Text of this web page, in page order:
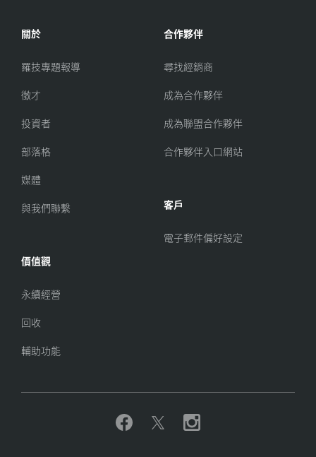
關於
羅技專題報導
徵才
投資者
部落格
媒體
與我們聯繫
價值觀
永續經營
回收
輔助功能
合作夥伴
尋找經銷商
成為合作夥伴
成為聯盟合作夥伴
合作夥伴入口網站
客戶
電子郵件偏好設定